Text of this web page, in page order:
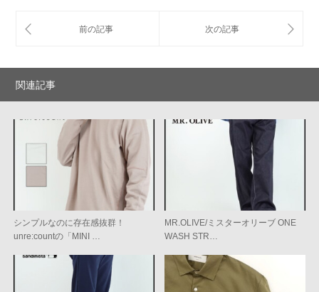
関連記事
シンプルなのに存在感抜群！
unre:countの「MINI …
MR.OLIVE/ミスターオリーブ ONE
WASH STR…